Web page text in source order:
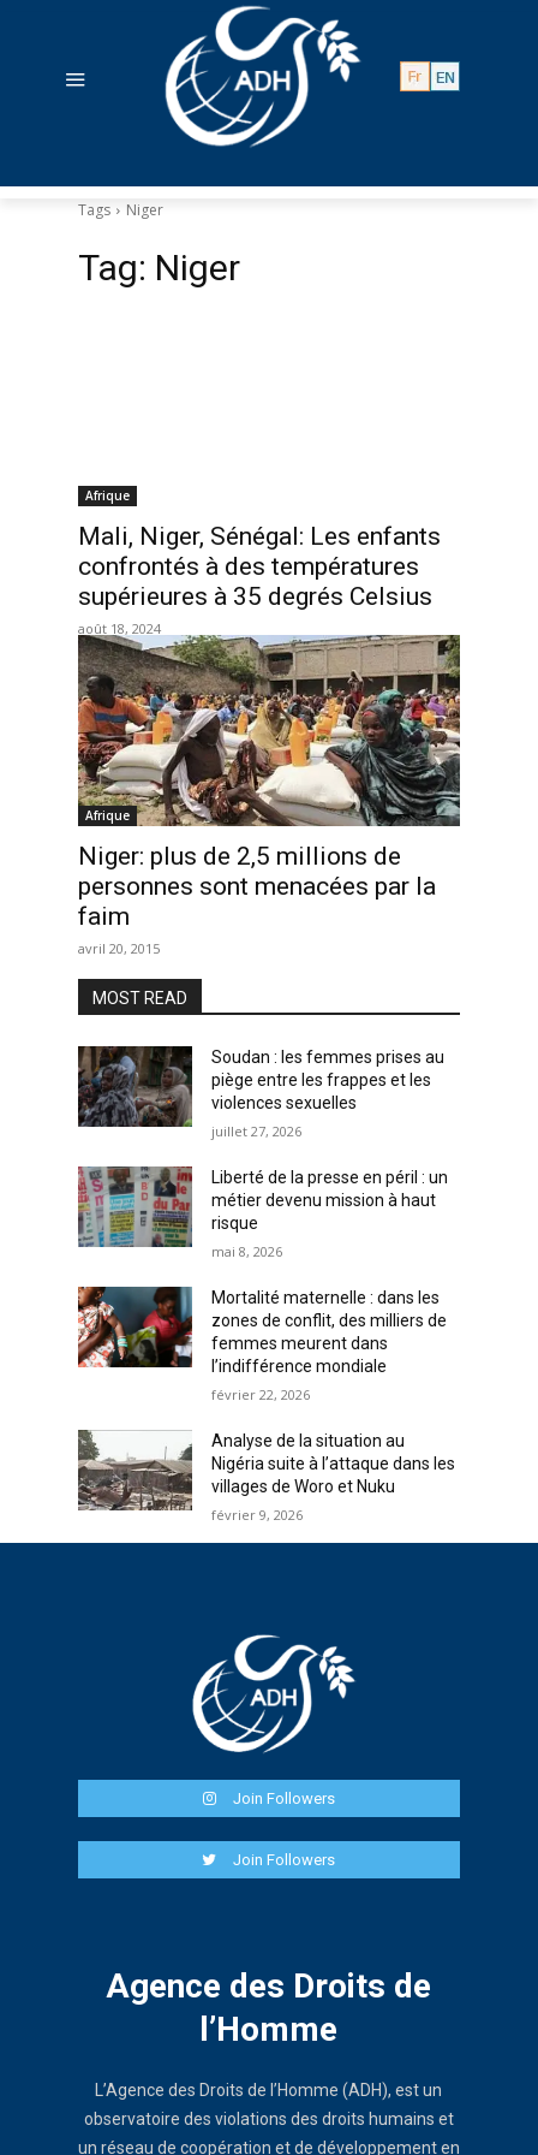
Tags Niger
Tag: Niger
Afrique
Mali, Niger, Sénégal: Les enfants
confrontés à des températures
supérieures à 35 degrés Celsius
août 18, 2024
Afrique
Niger: plus de 2,5 millions de
personnes sont menacées par la
faim
avril 20, 2015
MOST READ
Soudan : les femmes prises au
piège entre les frappes et les
violences sexuelles
juillet 27, 2026
Liberté de la presse en péril : un
métier devenu mission à haut
risque
mai 8, 2026
Mortalité maternelle : dans les
zones de conflit, des milliers de
femmes meurent dans
l’indifférence mondiale
février 22, 2026
Analyse de la situation au
Nigéria suite à l’attaque dans les
villages de Woro et Nuku
février 9, 2026
Join Followers
Join Followers
Agence des Droits de
l’Homme
L’Agence des Droits de l’Homme (ADH), est un
observatoire des violations des droits humains et
un réseau de coopération et de développement en